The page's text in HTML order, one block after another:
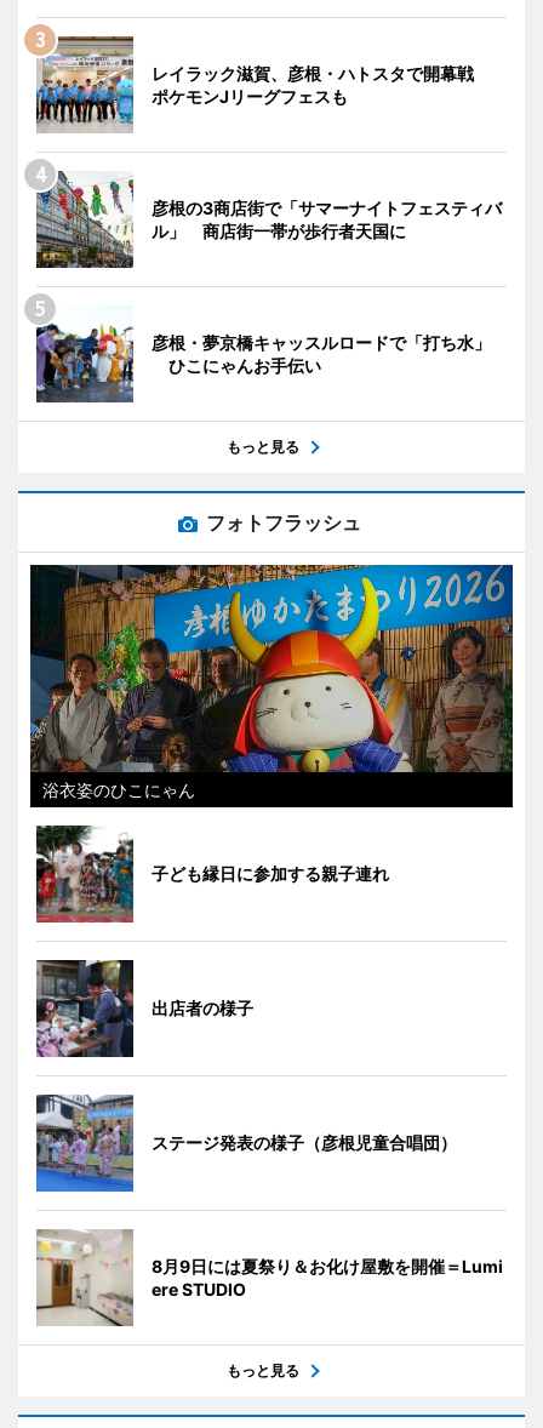
レイラック滋賀、彦根・ハトスタで開幕戦
ポケモンJリーグフェスも
彦根の3商店街で「サマーナイトフェスティバ
ル」 商店街一帯が歩行者天国に
彦根・夢京橋キャッスルロードで「打ち水」
ひこにゃんお手伝い
もっと見る
フォトフラッシュ
浴衣姿のひこにゃん
子ども縁日に参加する親子連れ
出店者の様子
ステージ発表の様子（彦根児童合唱団）
8月9日には夏祭り＆お化け屋敷を開催＝Lumi
ere STUDIO
もっと見る